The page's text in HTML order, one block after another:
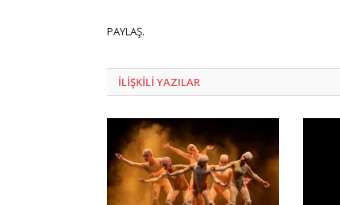
PAYLAŞ.
ILIŞKILI YAZILAR